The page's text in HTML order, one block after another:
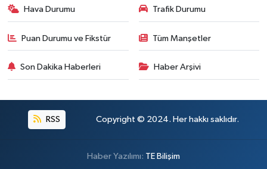
Hava Durumu Trafik Durumu
Puan Durumu ve Fikstür Tüm Manşetler
Son Dakika Haberleri Haber Arşivi
RSS Copyright © 2024. Her hakkı saklıdır.
Haber Yazılımı: TE Bilişim